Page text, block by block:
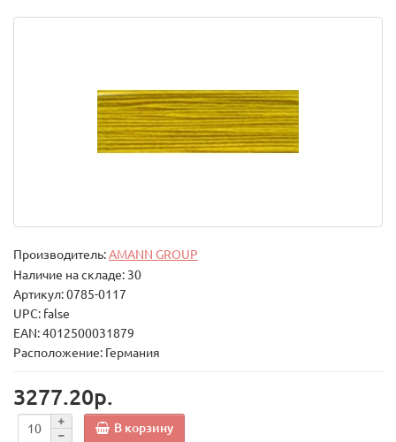
Производитель:AMANN GROUP
Наличие на складе: 30
Артикул: 0785-0117
UPC: false
EAN: 4012500031879
Расположение: Германия
3277.20р.
В корзину